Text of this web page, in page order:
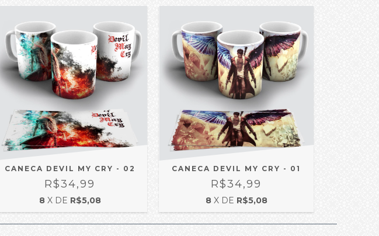
CANECA DEVIL MY CRY - 02
R$34,99
8 X DE R$5,08
CANECA DEVIL MY CRY - 01
R$34,99
8 X DE R$5,08